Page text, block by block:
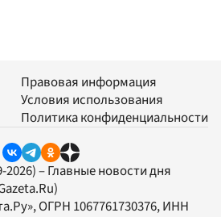
Правовая информация
Условия использования
Политика конфиденциальности
2026) – Главные новости дня
, ОГРН 1067761730376, ИНН